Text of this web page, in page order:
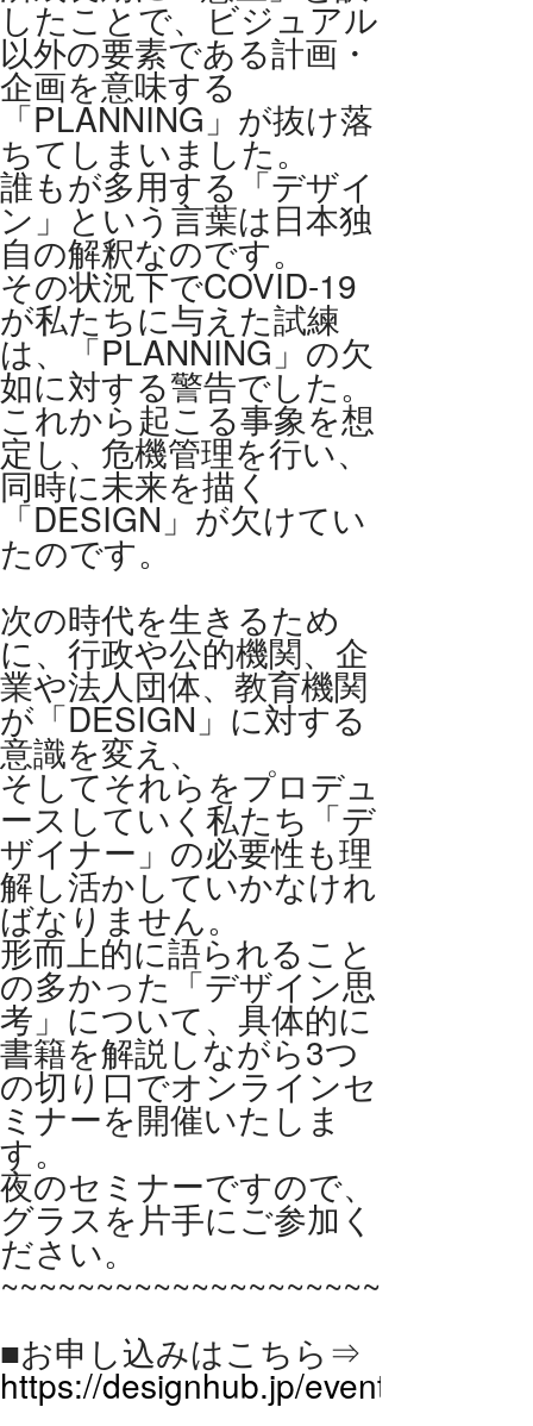
したことで、ビジュアル
以外の要素である計画・
企画を意味する
「PLANNING」が抜け落
ちてしまいました。
誰もが多用する「デザイ
ン」という言葉は日本独
自の解釈なのです。
その状況下でCOVID-19
が私たちに与えた試練
は、「PLANNING」の欠
如に対する警告でした。
これから起こる事象を想
定し、危機管理を行い、
同時に未来を描く
「DESIGN」が欠けてい
たのです。
次の時代を生きるため
に、行政や公的機関、企
業や法人団体、教育機関
が「DESIGN」に対する
意識を変え、
そしてそれらをプロデュ
ースしていく私たち「デ
ザイナー」の必要性も理
解し活かしていかなけれ
ばなりません。
形而上的に語られること
の多かった「デザイン思
考」について、具体的に
書籍を解説しながら3つ
の切り口でオンラインセ
ミナーを開催いたしま
す。
夜のセミナーですので、
グラスを片手にご参加く
ださい。
■お申し込みはこちら⇒
https://designhub.jp/events/6030/